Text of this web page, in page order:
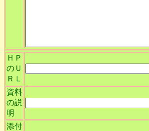
ＨＰ
のＵ
ＲＬ
資料
の説
明
添付